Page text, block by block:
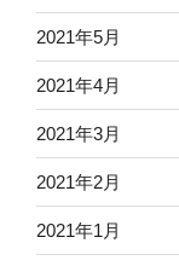
2021年5月
2021年4月
2021年3月
2021年2月
2021年1月